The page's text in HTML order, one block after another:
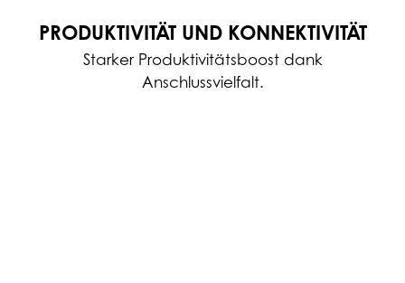
PRODUKTIVITÄT UND KONNEKTIVITÄT
Starker Produktivitätsboost dank
Anschlussvielfalt.